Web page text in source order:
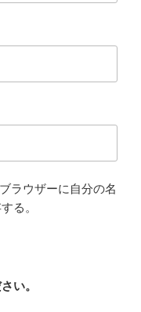
ラウザーに自分の名
る。
い。